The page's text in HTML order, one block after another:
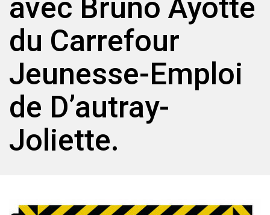
avec Bruno Ayotte
du Carrefour
Jeunesse-Emploi
de D’autray-
Joliette.